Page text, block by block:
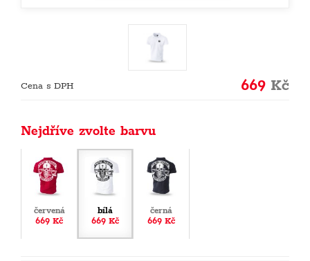
Cena s DPH 669 Kč
Nejdříve zvolte barvu
červená
669 Kč
bílá
669 Kč
černá
669 Kč